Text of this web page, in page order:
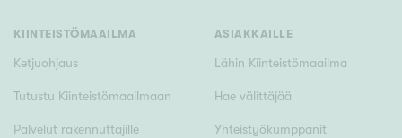
KIINTEISTÖMAAILMA
Ketjuohjaus
Tutustu Kiinteistömaailmaan
Palvelut rakennuttajille
ASIAKKAILLE
Lähin Kiinteistömaailma
Hae välittäjää
Yhteistyökumppanit